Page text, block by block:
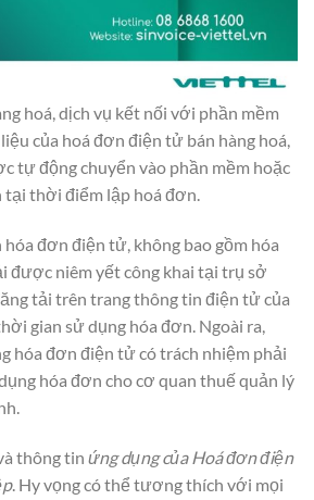
hoá, dịch vụ kết nối với phần mềm
của hoá đơn điện tử bán hàng hoá,
tự động chuyển vào phần mềm hoặc
thời điểm lập hoá đơn.
đơn điện tử, không bao gồm hóa
được niêm yết công khai tại trụ sở
tải trên trang thông tin điện tử của
gian sử dụng hóa đơn. Ngoài ra,
hóa đơn điện tử có trách nhiệm phải
hóa đơn cho cơ quan thuế quản lý
thông tin ứng dụng của Hoá đơn điện
. Hy vọng có thể tương thích với mọi